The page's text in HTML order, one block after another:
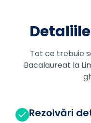
Tot ce trebuie
Bacalaureat la
Rezolvări